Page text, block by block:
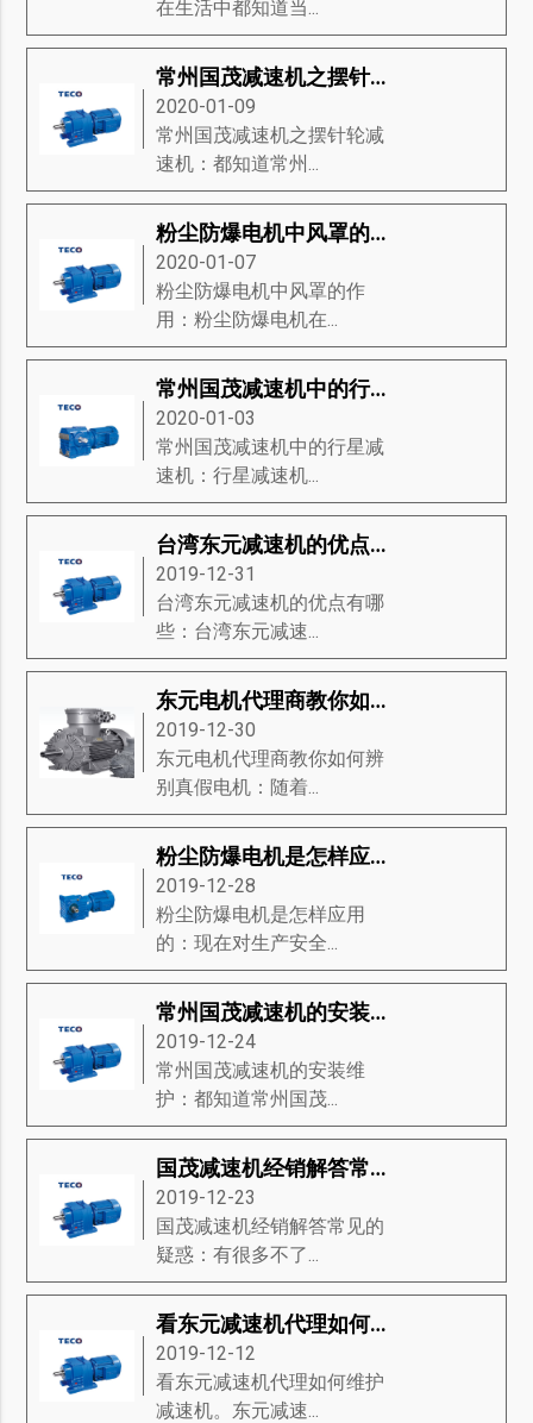
在生活中都知道当...
常州国茂减速机之摆针轮减速机
2020-01-09
常州国茂减速机之摆针轮减
速机：都知道常州...
粉尘防爆电机中风罩的作用
2020-01-07
粉尘防爆电机中风罩的作
用：粉尘防爆电机在...
常州国茂减速机中的行星减速机
2020-01-03
常州国茂减速机中的行星减
速机：行星减速机...
台湾东元减速机的优点有哪些？
2019-12-31
台湾东元减速机的优点有哪
些：台湾东元减速...
东元电机代理商教你如何辨别真假电机
2019-12-30
东元电机代理商教你如何辨
别真假电机：随着...
粉尘防爆电机是怎样应用的
2019-12-28
粉尘防爆电机是怎样应用
的：现在对生产安全...
常州国茂减速机的安装维护
2019-12-24
常州国茂减速机的安装维
护：都知道常州国茂...
国茂减速机经销解答常见的疑惑
2019-12-23
国茂减速机经销解答常见的
疑惑：有很多不了...
看东元减速机代理如何维护减速机
2019-12-12
看东元减速机代理如何维护
减速机。东元减速...